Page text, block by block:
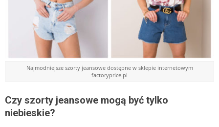
Najmodniejsze szorty jeansowe dostępne w sklepie internetowym
factoryprice.pl
Czy szorty jeansowe mogą być tylko
niebieskie?